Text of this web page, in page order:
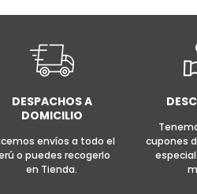
DESPACHOS A
DOMICILIO
envíos a todo el
o puedes recogerlo
en Tienda.
cupones